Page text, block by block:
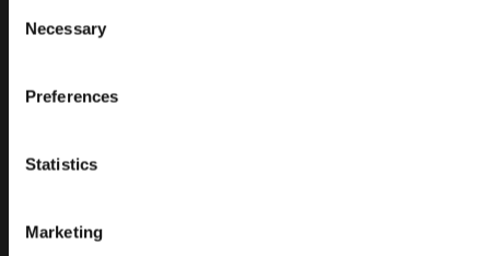
Selection
Necessary
Preferences
Statistics
Marketing
INICIE SUA JORNADA COM A
AVANT